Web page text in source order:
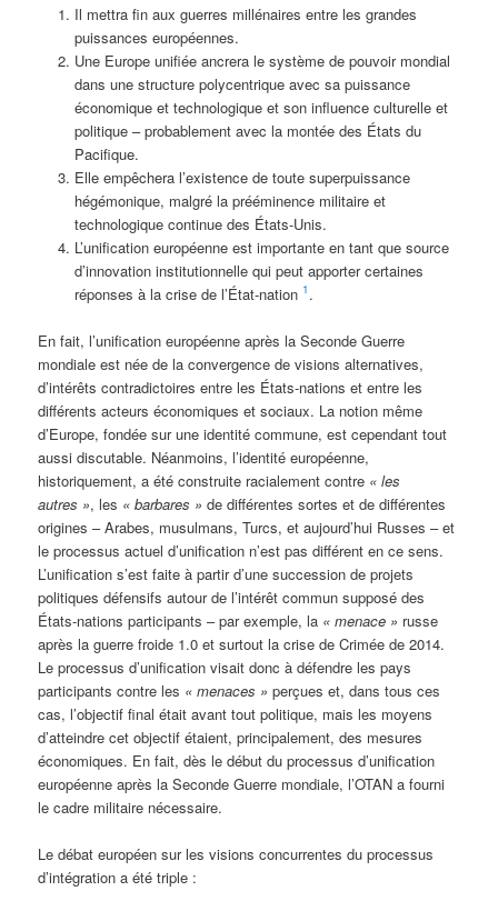
Il mettra fin aux guerres millénaires entre les grandes
puissances européennes.
Une Europe unifiée ancrera le système de pouvoir mondial
dans une structure polycentrique avec sa puissance
économique et technologique et son influence culturelle et
politique – probablement avec la montée des États du
Pacifique.
Elle empêchera l’existence de toute superpuissance
hégémonique, malgré la prééminence militaire et
technologique continue des États-Unis.
L’unification européenne est importante en tant que source
d’innovation institutionnelle qui peut apporter certaines
réponses à la crise de l’État-nation 1 .
En fait, l’unification européenne après la Seconde Guerre
mondiale est née de la convergence de visions alternatives,
d’intérêts contradictoires entre les États-nations et entre les
différents acteurs économiques et sociaux. La notion même
d’Europe, fondée sur une identité commune, est cependant tout
aussi discutable. Néanmoins, l’identité européenne,
historiquement, a été construite racialement contre « les
autres », les « barbares » de différentes sortes et de différentes
origines – Arabes, musulmans, Turcs, et aujourd’hui Russes – et
le processus actuel d’unification n’est pas différent en ce sens.
L’unification s’est faite à partir d’une succession de projets
politiques défensifs autour de l’intérêt commun supposé des
États-nations participants – par exemple, la « menace » russe
après la guerre froide 1.0 et surtout la crise de Crimée de 2014.
Le processus d’unification visait donc à défendre les pays
participants contre les « menaces » perçues et, dans tous ces
cas, l’objectif final était avant tout politique, mais les moyens
d’atteindre cet objectif étaient, principalement, des mesures
économiques. En fait, dès le début du processus d’unification
européenne après la Seconde Guerre mondiale, l’OTAN a fourni
le cadre militaire nécessaire.
Le débat européen sur les visions concurrentes du processus
d’intégration a été triple :